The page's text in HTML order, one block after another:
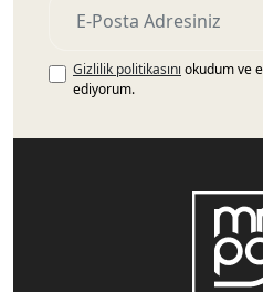
Gizlilik politikasını okudum ve
ediyorum.